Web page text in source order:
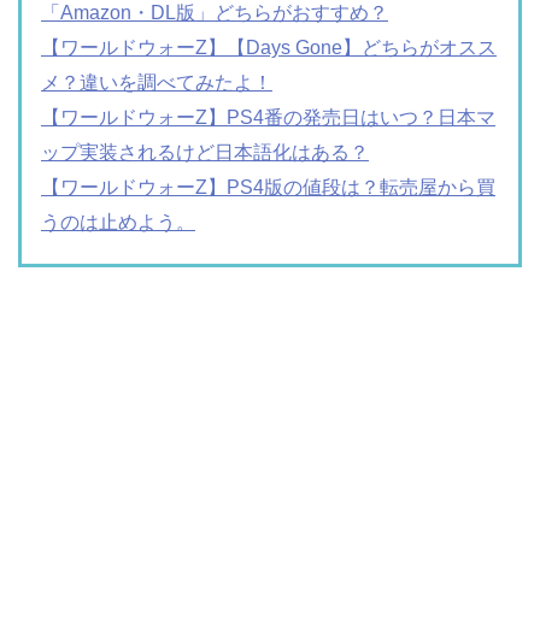
「Amazon・DL版」どちらがおすすめ？
【ワールドウォーZ】【Days Gone】どちらがオスス
メ？違いを調べてみたよ！
【ワールドウォーZ】PS4番の発売日はいつ？日本マ
ップ実装されるけど日本語化はある？
【ワールドウォーZ】PS4版の値段は？転売屋から買
うのは止めよう。